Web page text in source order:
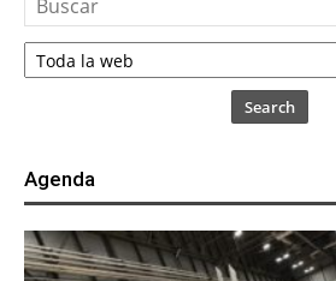
Search
Agenda